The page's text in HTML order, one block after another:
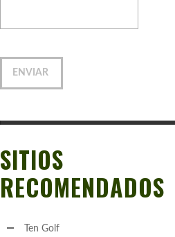
SITIOS
RECOMENDADOS
Ten Golf